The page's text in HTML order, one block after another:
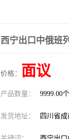
西宁出口中俄班
价格： 面议
产品数量： 9999.00个
发货地址： 四川省